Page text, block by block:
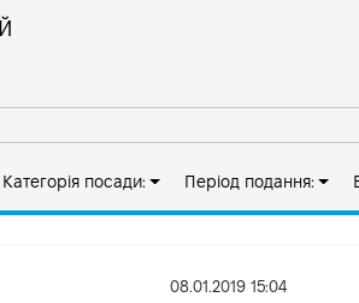
Категорія посади: Період подання:
08.01.2019 15:04